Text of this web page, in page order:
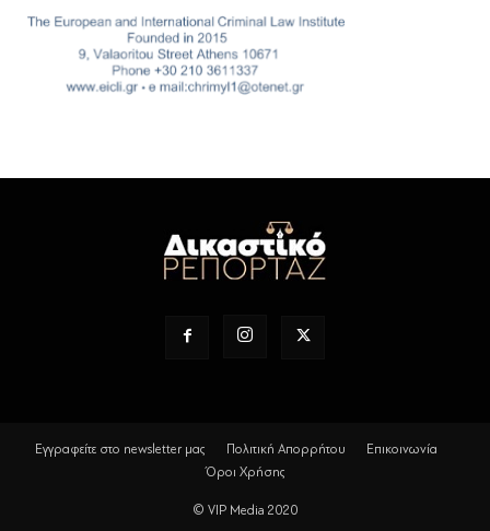
Εγγραφείτε στο newsletter μας Πολιτική Απορρήτου
Επικοινωνία
Όροι Χρήσης
© VIP Media 2020